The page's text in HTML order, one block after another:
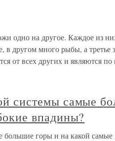
одно на другое. Каждое из
в другом много рыбы, а третье
от всех других и являются
системы самые
впадины?
горы и на какой самые